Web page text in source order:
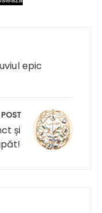
epic
și